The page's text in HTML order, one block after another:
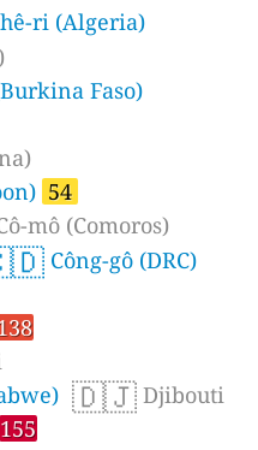
ri (Algeria)
Faso)
54
mô (Comoros)
Công-gô (DRC)
🇩🇯 Djibouti
155